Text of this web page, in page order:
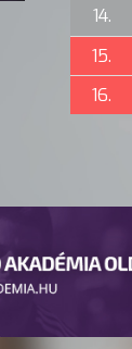
14.
15.
16.